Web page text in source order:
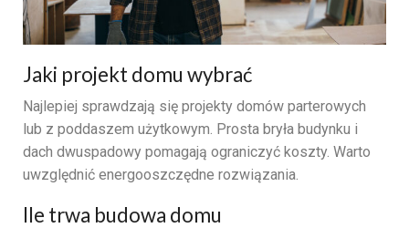
Jaki projekt domu wybrać
Najlepiej sprawdzają się projekty domów parterowych
lub z poddaszem użytkowym. Prosta bryła budynku i
dach dwuspadowy pomagają ograniczyć koszty. Warto
uwzględnić energooszczędne rozwiązania.
Ile trwa budowa domu